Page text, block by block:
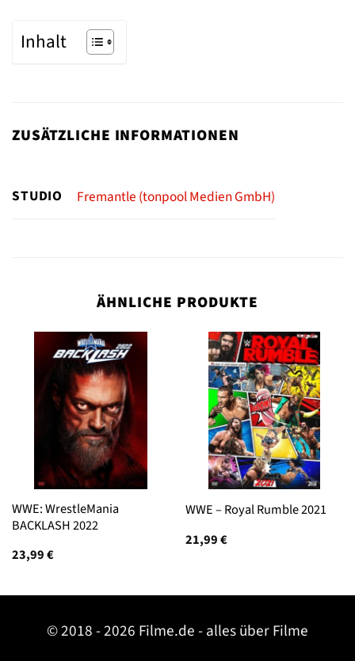
Inhalt
ZUSÄTZLICHE INFORMATIONEN
STUDIO Fremantle (tonpool Medien GmbH)
ÄHNLICHE PRODUKTE
WWE: WrestleMania
BACKLASH 2022
23,99€
WWE – Royal Rumble 2021
21,99€
© 2018 - 2026 Filme.de - alles über Filme